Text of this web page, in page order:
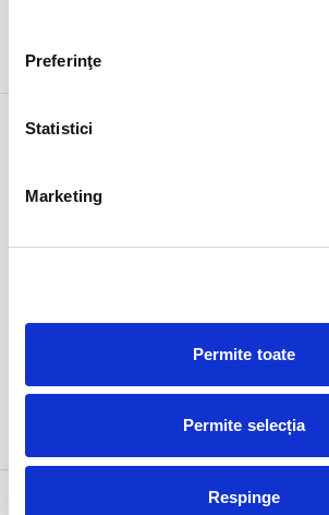
Preferinţe
Statistici
Marketing
Permite toate
Permite selecția
Respinge
alte zile: 13 aug
DETALII